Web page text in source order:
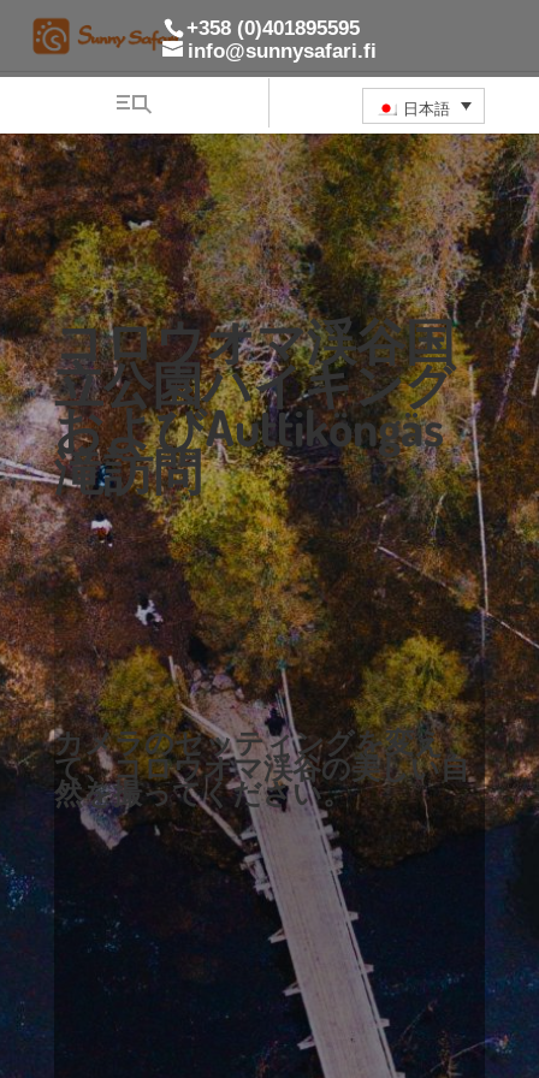
+358 (0)401895595
info@sunnysafari.fi
日本語
コロウオマ渓谷国
立公園ハイキング
およびAuttiköngäs
滝訪問
カメラのセッティングを変え
て、コロウオマ渓谷の美しい自
然を撮ってください。